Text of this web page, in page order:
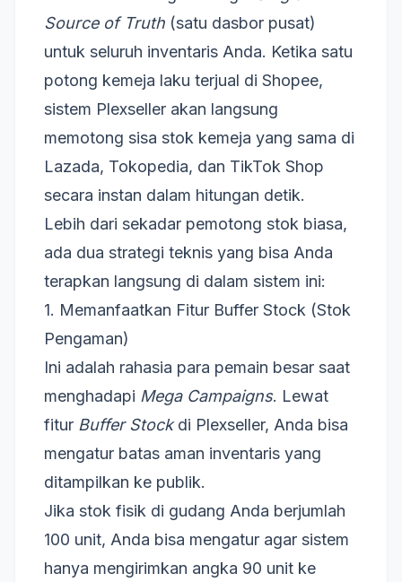
Source of Truth (satu dasbor pusat)
untuk seluruh inventaris Anda. Ketika satu
potong kemeja laku terjual di Shopee,
sistem Plexseller akan langsung
memotong sisa stok kemeja yang sama di
Lazada, Tokopedia, dan TikTok Shop
secara instan dalam hitungan detik.
Lebih dari sekadar pemotong stok biasa,
ada dua strategi teknis yang bisa Anda
terapkan langsung di dalam sistem ini:
1. Memanfaatkan Fitur Buffer Stock (Stok
Pengaman)
Ini adalah rahasia para pemain besar saat
menghadapi Mega Campaigns. Lewat
fitur Buffer Stockdi Plexseller, Anda bisa
mengatur batas aman inventaris yang
ditampilkan ke publik.
Jika stok fisik di gudang Anda berjumlah
100 unit, Anda bisa mengatur agar sistem
hanya mengirimkan angka 90 unit ke